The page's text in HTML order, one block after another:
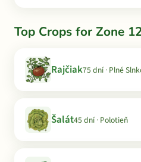
Top Crops for Zone
Rajčiak75 dní · Plné
Šalát45 dní · Polotieň